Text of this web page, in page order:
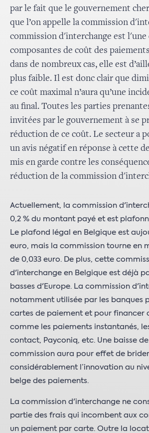
par le fait que le gouvernement
que l’on appelle la commission
commission d'interchange est l'une
composantes de coût des
dans de nombreux cas, elle est
plus faible. Il est donc clair que
ce coût maximal n’aura qu’une
au final. Toutes les parties
invitées par le gouvernement à se
réduction de ce coût. Le secteur a
un avis négatif en réponse à cette
mis en garde contre les
réduction de la commission
Actuellement, la commission
0,2 % du montant payé et est
Le plafond légal en Belgique est
euro, mais la commission tourne en
de 0,033 euro. De plus, cette
d'interchange en Belgique est déjà
basses d'Europe. La commission
notamment utilisée par les banques
cartes de paiement et pour financer
comme les paiements instantanés,
contact, Payconiq, etc. Une baisse
commission aura pour effet de brider
considérablement l’innovation au
belge des paiements.
La commission d'interchange ne
partie des frais qui incombent aux
un paiement par carte. Outre la